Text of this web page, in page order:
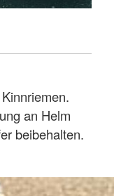
an Helm
beibehalten.